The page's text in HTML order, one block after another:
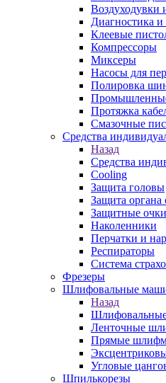
Воздуходувки
Диагностика
Клеевые
Компрессоры
Миксеры
Насосы для
Полировка
Протяжка
Смазочные
Средства
Назад
Средства
Cooling
Защита головы
Защита органа
Защитные очки
Наколенники
Перчатки и
Респираторы
Система
Фрезеры
Шлифовальные
Назад
Ленточные
Прямые
Угловые
Шпилькорезы